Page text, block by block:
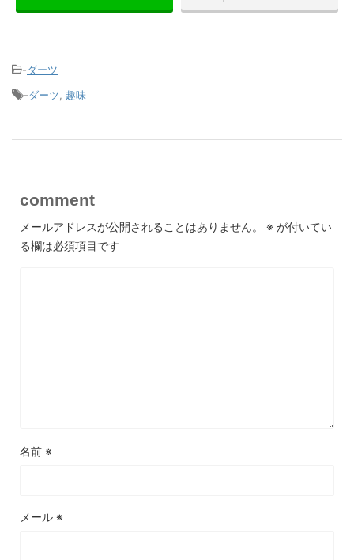
-ダーツ
-ダーツ 趣味
comment
メールアドレスが公開されることはありません。 ※ が付いてい
る欄は必須項目です
名前 ※
メール ※